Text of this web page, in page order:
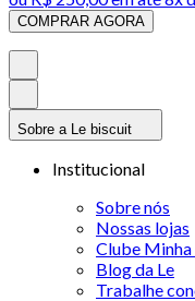
COMPRAR AGORA
Sobre a Le biscuit
Institucional
Sobre nós
Nossas lojas
Clube Minha
Blog da Le
Trabalhe